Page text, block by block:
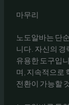
마무리
노도알바는 단
니다. 자신의 경
유용한 도구입
며, 지속적으로
전환이 가능할